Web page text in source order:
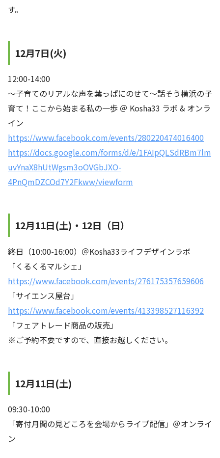
す。
12月7日(火)
12:00-14:00
～子育てのリアルな声を葉っぱにのせて～話そう横浜の子
育て！ここから始まる私の一歩 ＠ Kosha33 ラボ & オンラ
イン
https://www.facebook.com/events/280220474016400
https://docs.google.com/forms/d/e/1FAIpQLSdRBm7lm
uvYnaX8hUtWgsm3oOVGbJXO-
4PnQmDZCOd7Y2Fkww/viewform
12月11日(土)・12日（日）
終日（10:00-16:00）＠Kosha33ライフデザインラボ
「くるくるマルシェ」
https://www.facebook.com/events/276175357659606
「サイエンス屋台」
https://www.facebook.com/events/413398527116392
「フェアトレード商品の販売」
※ご予約不要ですので、直接お越しください。
12月11日(土)
09:30-10:00
「寄付月間の見どころを会場からライブ配信」＠オンライ
ン